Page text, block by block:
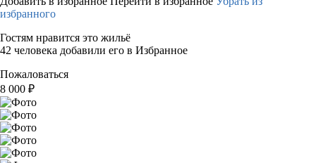
избранного
Гостям нравится это жильё
42 человека добавили его в Избранное
Пожаловаться
8 000 ₽